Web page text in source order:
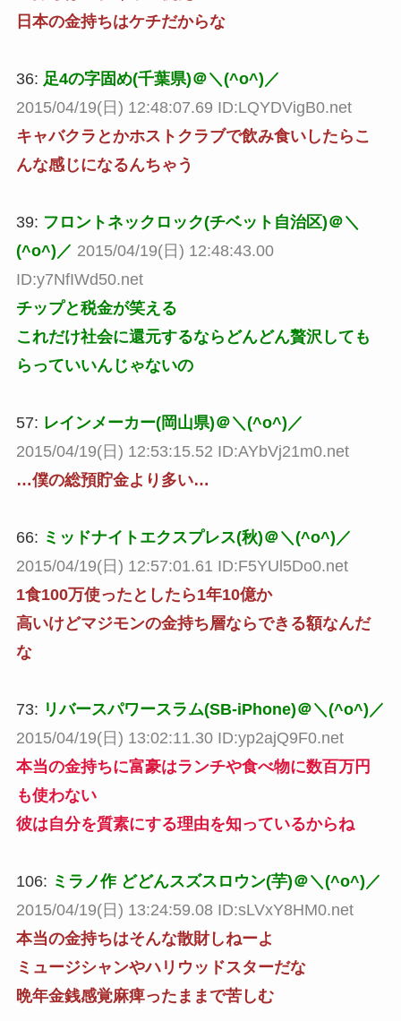
日本の金持ちはケチだからな
36: 足4の字固め(千葉県)＠＼(^o^)／
2015/04/19(日) 12:48:07.69 ID:LQYDVigB0.net
キャバクラとかホストクラブで飲み食いしたらこ
んな感じになるんちゃう
39: フロントネックロック(チベット自治区)＠＼
(^o^)／ 2015/04/19(日) 12:48:43.00
ID:y7NfIWd50.net
チップと税金が笑える
これだけ社会に還元するならどんどん贅沢しても
らっていいんじゃないの
57: レインメーカー(岡山県)＠＼(^o^)／
2015/04/19(日) 12:53:15.52 ID:AYbVj21m0.net
…僕の総預貯金より多い…
66: ミッドナイトエクスプレス(秋)＠＼(^o^)／
2015/04/19(日) 12:57:01.61 ID:F5YUl5Do0.net
1食100万使ったとしたら1年10億か
高いけどマジモンの金持ち層ならできる額なんだ
な
73: リバースパワースラム(SB-iPhone)＠＼(^o^)／
2015/04/19(日) 13:02:11.30 ID:yp2ajQ9F0.net
本当の金持ちに富豪はランチや食べ物に数百万円
も使わない
彼は自分を質素にする理由を知っているからね
106: ミラノ作 どどんスズスロウン(芋)＠＼(^o^)／
2015/04/19(日) 13:24:59.08 ID:sLVxY8HM0.net
本当の金持ちはそんな散財しねーよ
ミュージシャンやハリウッドスターだな
晩年金銭感覚麻痺ったままで苦しむ